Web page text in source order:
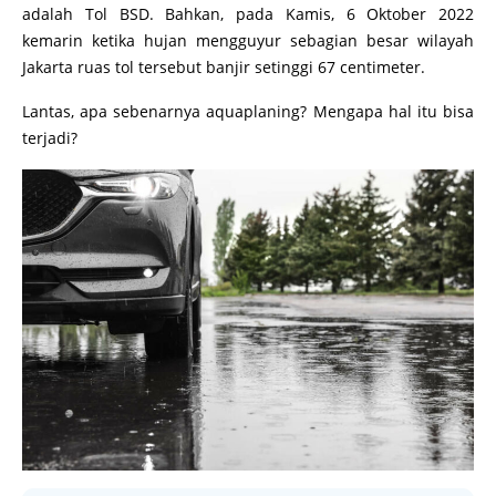
adalah Tol BSD. Bahkan, pada Kamis, 6 Oktober 2022
kemarin ketika hujan mengguyur sebagian besar wilayah
Jakarta ruas tol tersebut banjir setinggi 67 centimeter.
Lantas, apa sebenarnya aquaplaning? Mengapa hal itu bisa
terjadi?